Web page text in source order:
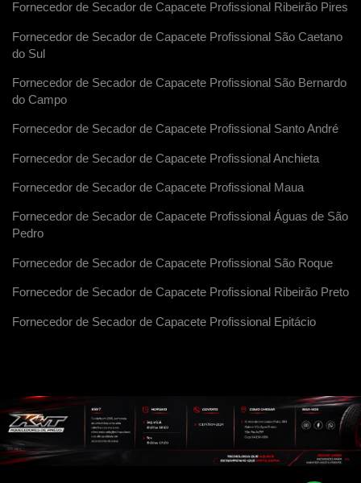
Fornecedor de Secador de Capacete Profissional Ribeirão Pires
Fornecedor de Secador de Capacete Profissional São Caetano
do Sul
Fornecedor de Secador de Capacete Profissional São Bernardo
do Campo
Fornecedor de Secador de Capacete Profissional Santo André
Fornecedor de Secador de Capacete Profissional Anchieta
Fornecedor de Secador de Capacete Profissional Maua
Fornecedor de Secador de Capacete Profissional Águas de São
Pedro
Fornecedor de Secador de Capacete Profissional São Roque
Fornecedor de Secador de Capacete Profissional Ribeirão Preto
Fornecedor de Secador de Capacete Profissional Epitácio